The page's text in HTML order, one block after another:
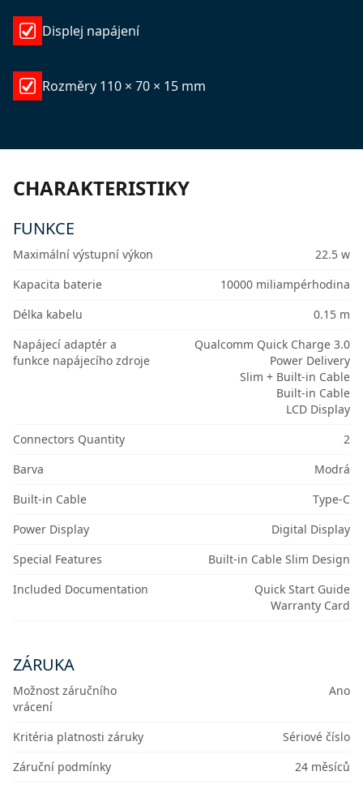
Displej napájení
Rozměry 110 × 70 × 15 mm
CHARAKTERISTIKY
FUNKCE
Maximální výstupní výkon
22.5 w
Kapacita baterie
10000 miliampérhodina
Délka kabelu
0.15 m
Napájecí adaptér a
funkce napájecího zdroje
Qualcomm Quick Charge 3.0
Power Delivery
Slim + Built-in Cable
Built-in Cable
LCD Display
Connectors Quantity
2
Barva
Modrá
Built-in Cable
Type-C
Power Display
Digital Display
Special Features
Built-in Cable Slim Design
Included Documentation
Quick Start Guide
Warranty Card
ZÁRUKA
Možnost záručního
vrácení
Ano
Kritéria platnosti záruky
Sériové číslo
Záruční podmínky
24 měsíců